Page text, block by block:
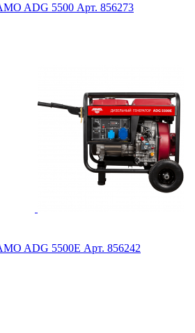
ADG 5500 Арт. 856273
ADG 5500E Арт. 856242